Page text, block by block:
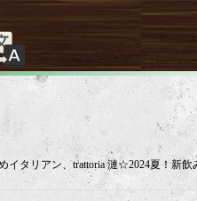
イタリアン、trattoria 漣☆2024夏！新飲